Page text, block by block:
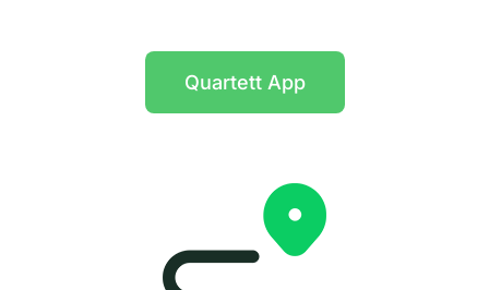
Quartett App